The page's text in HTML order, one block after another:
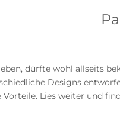
dürfte wohl allseits
Designs
Vorteile. Lies weiter und